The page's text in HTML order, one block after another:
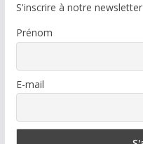
S'inscrire à notre newsletter
Prénom
E-mail